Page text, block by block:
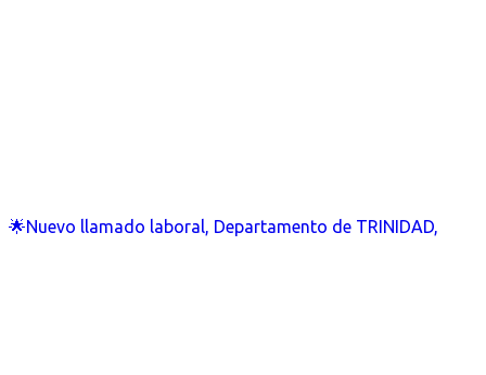
🌟Nuevo llamado laboral, Departamento de TRINIDAD,